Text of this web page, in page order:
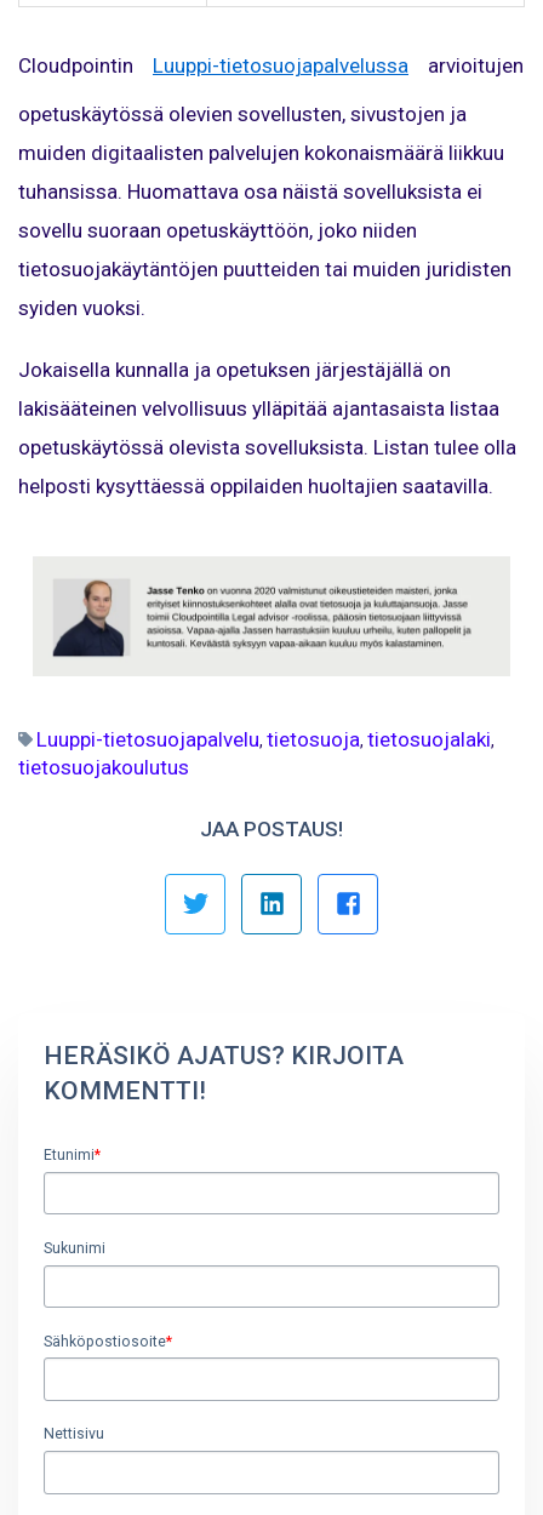
Cloudpointin Luuppi-tietosuojapalvelussa
arvioitujen
opetuskäytössä olevien sovellusten, sivustojen ja
muiden digitaalisten palvelujen kokonaismäärä liikkuu
tuhansissa. Huomattava osa näistä sovelluksista ei
sovellu suoraan opetuskäyttöön, joko niiden
tietosuojakäytäntöjen puutteiden tai muiden juridisten
syiden vuoksi.
Jokaisella kunnalla ja opetuksen järjestäjällä on
lakisääteinen velvollisuus ylläpitää ajantasaista listaa
opetuskäytössä olevista sovelluksista. Listan tulee olla
helposti kysyttäessä oppilaiden huoltajien saatavilla.
Luuppi-tietosuojapalvelu, tietosuoja, tietosuojalaki,
tietosuojakoulutus
JAA POSTAUS!
HERÄSIKÖ AJATUS? KIRJOITA
KOMMENTTI!
Etunimi*
Sukunimi
Sähköpostiosoite*
Nettisivu